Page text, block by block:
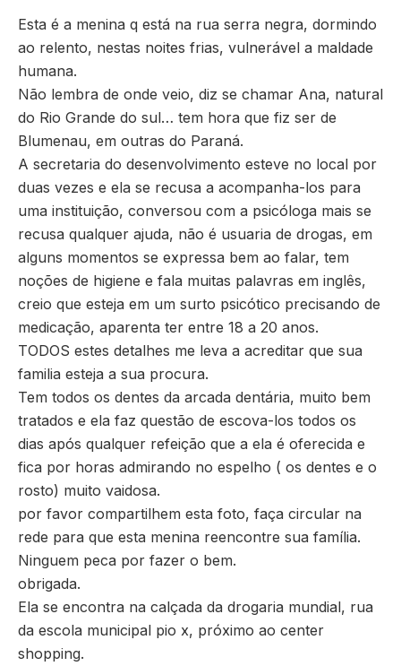
Esta é a menina q está na rua serra negra, dormindo
ao relento, nestas noites frias, vulnerável a maldade
humana.
Não lembra de onde veio, diz se chamar Ana, natural
do Rio Grande do sul… tem hora que fiz ser de
Blumenau, em outras do Paraná.
A secretaria do desenvolvimento esteve no local por
duas vezes e ela se recusa a acompanha-los para
uma instituição, conversou com a psicóloga mais se
recusa qualquer ajuda, não é usuaria de drogas, em
alguns momentos se expressa bem ao falar, tem
noções de higiene e fala muitas palavras em inglês,
creio que esteja em um surto psicótico precisando de
medicação, aparenta ter entre 18 a 20 anos.
TODOS estes detalhes me leva a acreditar que sua
familia esteja a sua procura.
Tem todos os dentes da arcada dentária, muito bem
tratados e ela faz questão de escova-los todos os
dias após qualquer refeição que a ela é oferecida e
fica por horas admirando no espelho ( os dentes e o
rosto) muito vaidosa.
por favor compartilhem esta foto, faça circular na
rede para que esta menina reencontre sua família.
Ninguem peca por fazer o bem.
obrigada.
Ela se encontra na calçada da drogaria mundial, rua
da escola municipal pio x, próximo ao center
shopping.